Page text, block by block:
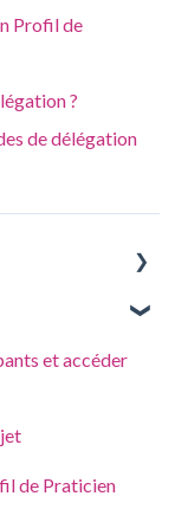
Profil de
?
de délégation
une tâche
et accéder
de Praticien